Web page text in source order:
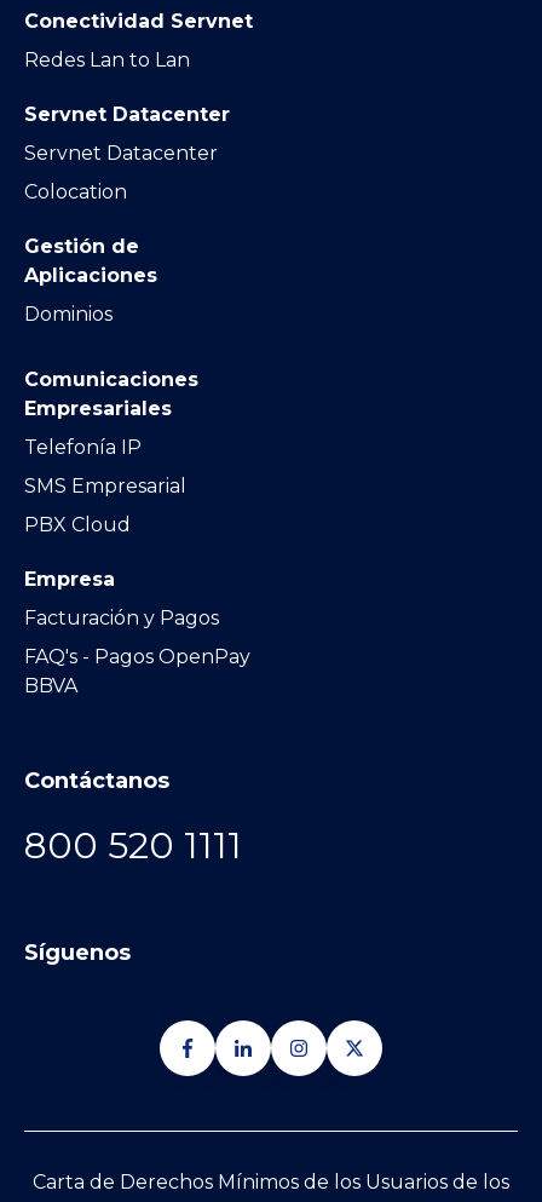
Conectividad Servnet
Redes Lan to Lan
Servnet Datacenter
Servnet Datacenter
Colocation
Gestión de
Aplicaciones
Dominios
Comunicaciones
Empresariales
Telefonía IP
SMS Empresarial
PBX Cloud
Empresa
Facturación y Pagos
FAQ's - Pagos OpenPay
BBVA
Contáctanos
800 520 1111
Síguenos
Carta de Derechos Mínimos de los Usuarios de los